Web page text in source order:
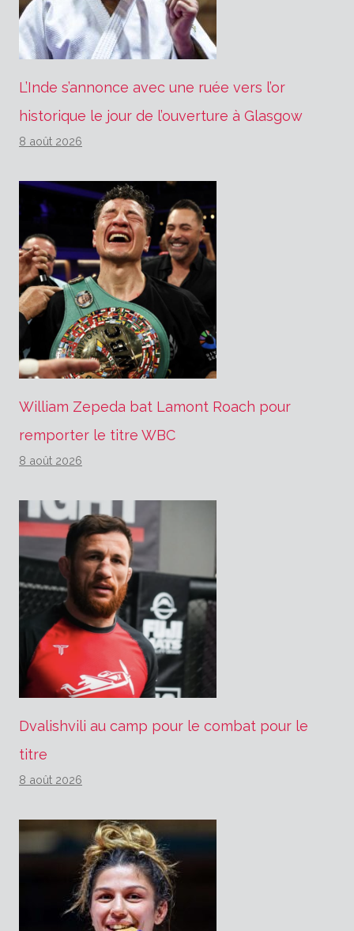
L’Inde s’annonce avec une ruée vers l’or
historique le jour de l’ouverture à Glasgow
8 août 2026
William Zepeda bat Lamont Roach pour
remporter le titre WBC
8 août 2026
Dvalishvili au camp pour le combat pour le
titre
8 août 2026